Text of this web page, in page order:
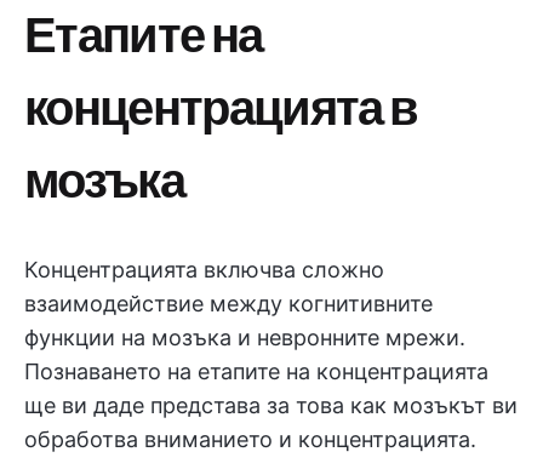
Етапите на
концентрацията в
мозъка
Концентрацията включва сложно
взаимодействие между когнитивните
функции на мозъка и невронните мрежи.
Познаването на етапите на концентрацията
ще ви даде представа за това как мозъкът ви
обработва вниманието и концентрацията.